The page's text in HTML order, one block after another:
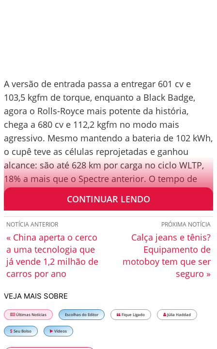
A versão de entrada passa a entregar 601 cv e
103,5 kgfm de torque, enquanto a Black Badge,
agora o Rolls-Royce mais potente da história,
chega a 680 cv e 112,2 kgfm no modo mais
agressivo. Mesmo mantendo a bateria de 102 kWh,
o cupê teve as células reprojetadas e ganhou
alcance: são até 628 km por carga no ciclo WLTP,
18% a mais que o Spectre anterior. O tempo de
recarga caiu até 14%.
CONTINUAR LENDO
PRÓXIMA NOTÍCIA
Calça jeans e tênis?
Equipamento de
motoboy tem que ser
seguro »
NOTÍCIA ANTERIOR
« China aperta o cerco
a uma tecnologia que
já vende 1,2 milhão de
carros por ano
VEJA MAIS SOBRE
Últimas Notícias Escolhas do Editor Fique Ligado Júlia Haddad
Seu Bolso Vídeos